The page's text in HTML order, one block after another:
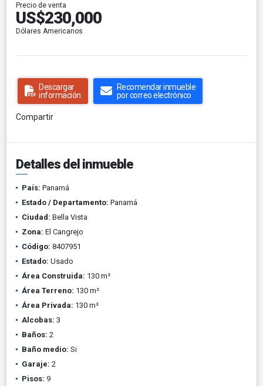
Precio de venta
US$230,000
Dólares Americanos
Descargar
información
Recomendar inmueble
por correo electrónico
Compartir
Detalles del inmueble
País: Panamá
Estado / Departamento: Panamá
Ciudad: Bella Vista
Zona: El Cangrejo
Código: 8407951
Estado: Usado
Área Construida: 130 m²
Área Terreno: 130 m²
Área Privada: 130 m²
Alcobas: 3
Baños: 2
Baño medio: Si
Garaje: 2
Pisos: 9